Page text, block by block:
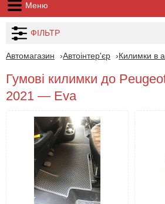
Меню
ФІЛЬТР
Автомагазин Автоінтер'єр Килимки в
Гумові килимки до
2021 — Eva